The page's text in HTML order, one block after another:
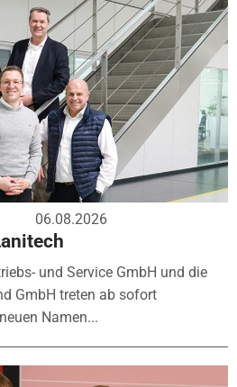
06.08.2026
und Service GmbH und die
GmbH treten ab sofort
Namen...